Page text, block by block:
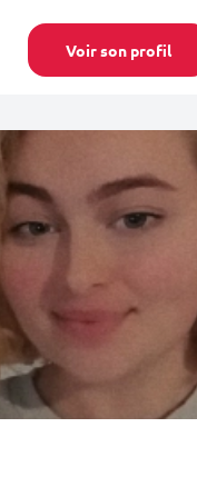
Voir son profil